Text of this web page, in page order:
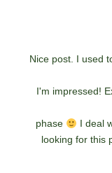
Nice post. I used
I'm impressed!
phase
I deal
looking for this